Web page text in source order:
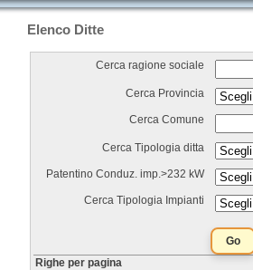
Elenco Ditte
Cerca ragione sociale
Cerca Provincia
Cerca Comune
Cerca Tipologia ditta
Patentino Conduz. imp.>232 kW
Cerca Tipologia Impianti
Righe per pagina